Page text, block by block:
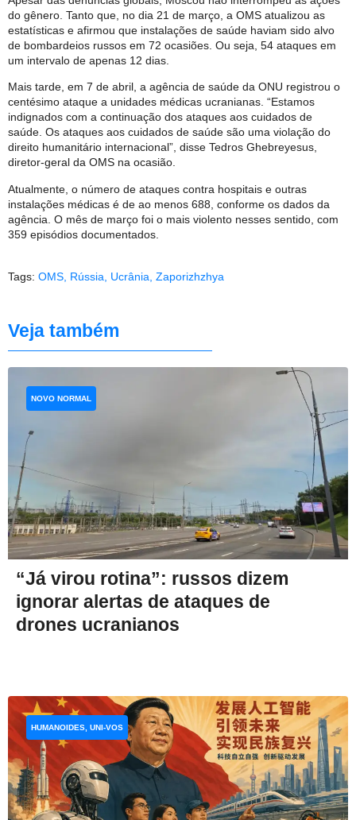
do gênero. Tanto que, no dia 21 de março, a OMS atualizou as
estatísticas e afirmou que instalações de saúde haviam sido alvo
de bombardeios russos em 72 ocasiões. Ou seja, 54 ataques em
um intervalo de apenas 12 dias.
Mais tarde, em 7 de abril, a agência de saúde da ONU registrou o
centésimo ataque a unidades médicas ucranianas. “Estamos
indignados com a continuação dos ataques aos cuidados de
saúde. Os ataques aos cuidados de saúde são uma violação do
direito humanitário internacional”, disse Tedros Ghebreyesus,
diretor-geral da OMS na ocasião.
Atualmente, o número de ataques contra hospitais e outras
instalações médicas é de ao menos 688, conforme os dados da
agência. O mês de março foi o mais violento nesses sentido, com
359 episódios documentados.
Tags: OMS Rússia Ucrânia Zaporizhzhya
Veja também
“Já virou rotina”: russos dizem
ignorar alertas de ataques de
drones ucranianos
NOVO NORMAL
HUMANOIDES, UNI-VOS